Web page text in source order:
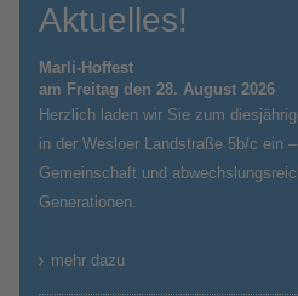
Aktuelles!
Marli-Hoffest
am Freitag den 28. August 2026
Herzlich laden wir Sie zum
in der Wesloer Landstraße 5b/c ein
Gemeinschaft und
Generationen.
mehr dazu